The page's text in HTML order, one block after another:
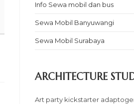
Info Sewa mobil dan bus
Sewa Mobil Banyuwangi
Sewa Mobil Surabaya
ARCHITECTURE
Art party kickstarter